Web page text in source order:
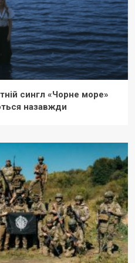
сингл «Чорне море»
назавжди